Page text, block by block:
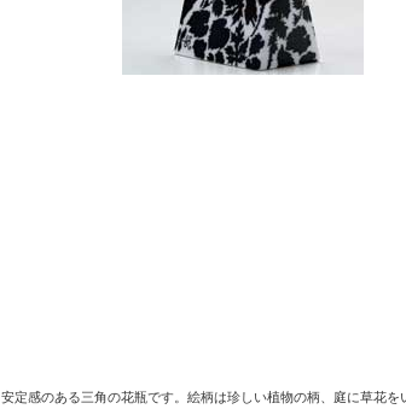
安定感のある三角の花瓶です。絵柄は珍しい植物の柄、庭に草花